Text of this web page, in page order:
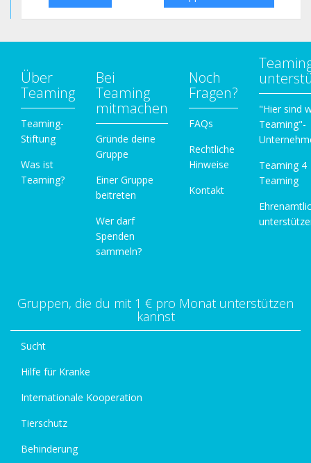
Über
Teaming
Teaming-
Stiftung
Was ist
Teaming?
Bei
Teaming
mitmachen
Gründe deine
Gruppe
Einer Gruppe
beitreten
Wer darf
Spenden
sammeln?
Noch
Fragen?
FAQs
Rechtliche
Hinweise
Kontakt
"Hier sind
Teaming"-
Teaming 4
Teaming
Gruppen, die du mit 1 € pro Monat unterstützen
kannst
Sucht
Hilfe für Kranke
Internationale Kooperation
Tierschutz
Behinderung